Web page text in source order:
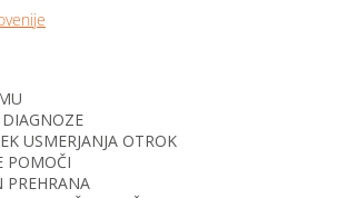
USMERJANJA OTROK
POMOČI
PREHRANA